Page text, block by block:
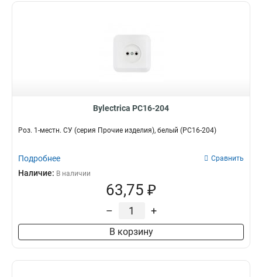
Bylectrica РС16-204
Роз. 1-местн. СУ (серия Прочие изделия), белый (РС16-204)
Подробнее Сравнить
Наличие: В наличии
63,75 ₽
– +
В корзину